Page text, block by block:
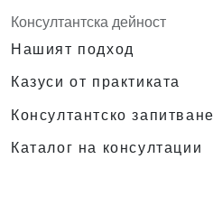
Консултантска дейност
Нашият подход
Казуси от практиката
Консултантско запитване
Каталог на консултации